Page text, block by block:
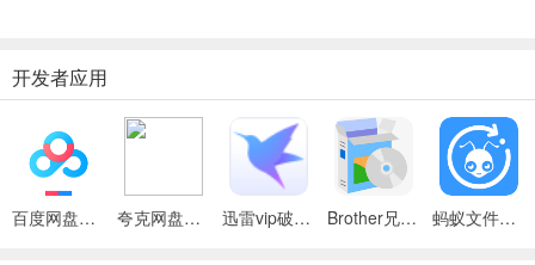
开发者应用
百度网盘绿色免安装Pc电脑版 夸克网盘官方正式版 迅雷vip破解版永久会员2024版 Brother兄弟 MFC-8480DN多功能一体机ISIS驱动 蚂蚁文件（数据恢复大师）